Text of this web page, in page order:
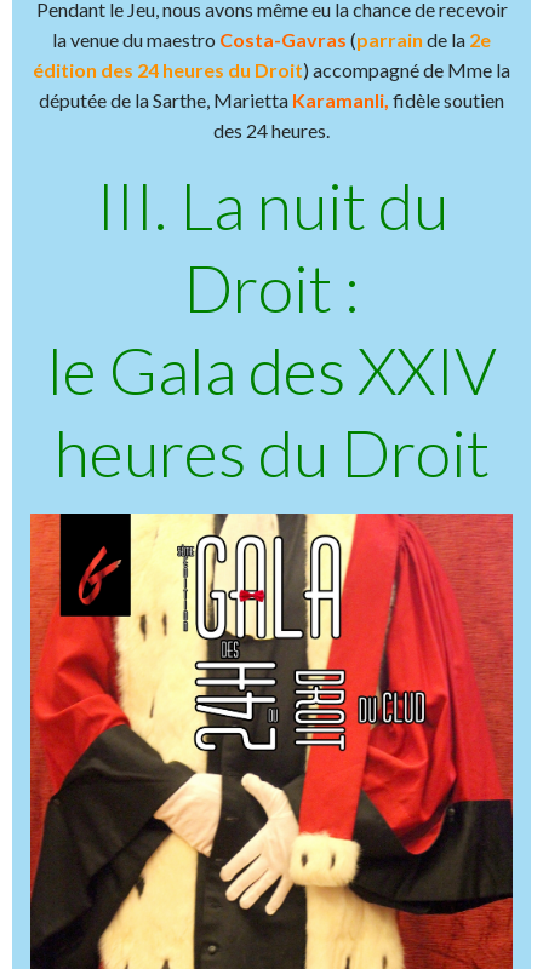
Pendant le Jeu, nous avons même eu la chance de recevoir
la venue du maestro Costa-Gavras (parrain de la 2e
édition des 24 heures du Droit) accompagné de Mme la
députée de la Sarthe, Marietta Karamanli, fidèle soutien
des 24 heures.
III. La nuit du
Droit :
le Gala des XXIV
heures du Droit